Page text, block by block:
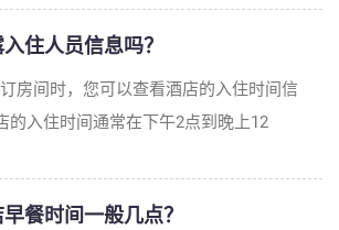
住人员信息吗？
房间时，您可以查看酒店的入住时间信
的入住时间通常在下午2点到晚上12
餐时间一般几点？